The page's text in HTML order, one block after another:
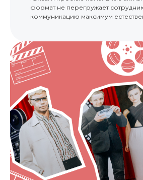
формат не перегружает
коммуникацию максимум